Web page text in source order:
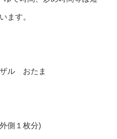
ます。
ル おたま
側１枚分)